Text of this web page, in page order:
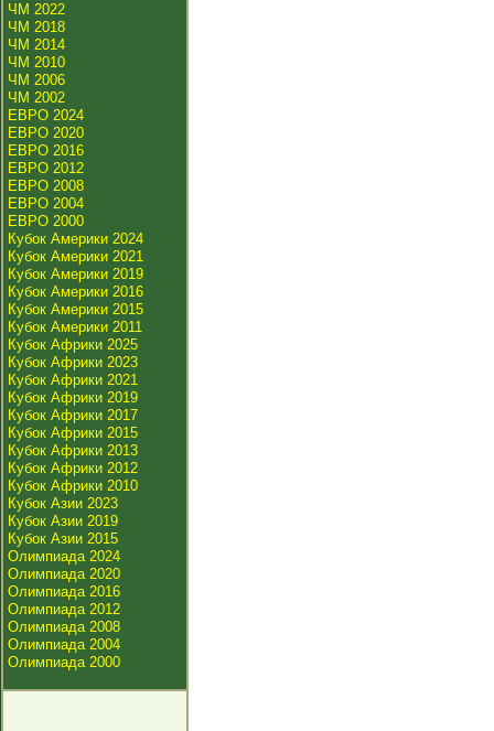
ЧМ 2022
ЧМ 2018
ЧМ 2014
ЧМ 2010
ЧМ 2006
ЧМ 2002
ЕВРО 2024
ЕВРО 2020
ЕВРО 2016
ЕВРО 2012
ЕВРО 2008
ЕВРО 2004
ЕВРО 2000
Кубок Америки 2024
Кубок Америки 2021
Кубок Америки 2019
Кубок Америки 2016
Кубок Америки 2015
Кубок Америки 2011
Кубок Африки 2025
Кубок Африки 2023
Кубок Африки 2021
Кубок Африки 2019
Кубок Африки 2017
Кубок Африки 2015
Кубок Африки 2013
Кубок Африки 2012
Кубок Африки 2010
Кубок Азии 2023
Кубок Азии 2019
Кубок Азии 2015
Олимпиада 2024
Олимпиада 2020
Олимпиада 2016
Олимпиада 2012
Олимпиада 2008
Олимпиада 2004
Олимпиада 2000